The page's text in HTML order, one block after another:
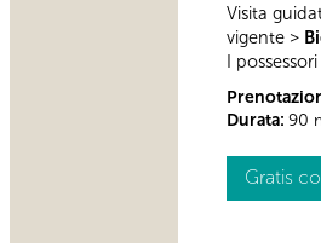
Visita
vigente >
I
Durata: 90
Gratis